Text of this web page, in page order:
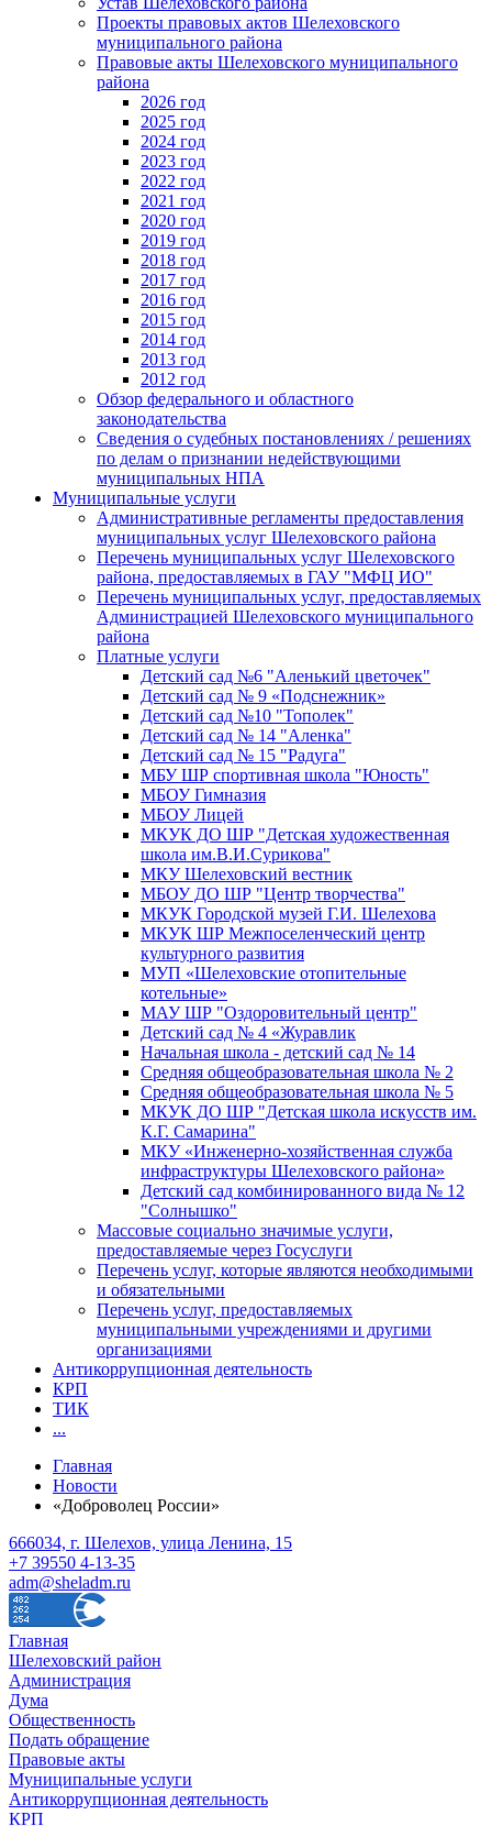
Проекты правовых актов Шелеховского
муниципального района
Правовые акты Шелеховского муниципального
района
2026 год
2025 год
2024 год
2023 год
2022 год
2021 год
2020 год
2019 год
2018 год
2017 год
2016 год
2015 год
2014 год
2013 год
2012 год
Обзор федерального и областного
законодательства
Сведения о судебных постановлениях / решениях
по делам о признании недействующими
муниципальных НПА
Муниципальные услуги
Административные регламенты предоставления
муниципальных услуг Шелеховского района
Перечень муниципальных услуг Шелеховского
района, предоставляемых в ГАУ "МФЦ ИО"
Перечень муниципальных услуг, предоставляемых
Администрацией Шелеховского муниципального
района
Платные услуги
Детский сад №6 "Аленький цветочек"
Детский сад № 9 «Подснежник»
Детский сад №10 "Тополек"
Детский сад № 14 "Аленка"
Детский сад № 15 "Радуга"
МБУ ШР спортивная школа "Юность"
МБОУ Гимназия
МБОУ Лицей
МКУК ДО ШР "Детская художественная
школа им.В.И.Сурикова"
МКУ Шелеховский вестник
МБОУ ДО ШР "Центр творчества"
МКУК Городской музей Г.И. Шелехова
МКУК ШР Межпоселенческий центр
культурного развития
МУП «Шелеховские отопительные
котельные»
МАУ ШР "Оздоровительный центр"
Детский сад № 4 «Журавлик
Начальная школа - детский сад № 14
Средняя общеобразовательная школа № 2
Средняя общеобразовательная школа № 5
МКУК ДО ШР "Детская школа искусств им.
К.Г. Самарина"
МКУ «Инженерно-хозяйственная служба
инфраструктуры Шелеховского района»
Детский сад комбинированного вида № 12
"Солнышко"
Массовые социально значимые услуги,
предоставляемые через Госуслуги
Перечень услуг, которые являются необходимыми
и обязательными
Перечень услуг, предоставляемых
муниципальными учреждениями и другими
организациями
Антикоррупционная деятельность
КРП
ТИК
...
Главная
Новости
«Доброволец России»
666034, г. Шелехов, улица Ленина, 15
+7 39550 4-13-35
adm@sheladm.ru
Главная
Шелеховский район
Администрация
Дума
Общественность
Подать обращение
Правовые акты
Муниципальные услуги
Антикоррупционная деятельность
КРП